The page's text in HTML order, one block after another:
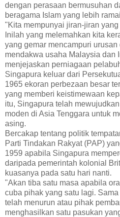
dengan perasaan bermusuhan
beragama Islam yang lebih
"Kita mempunyai jiran-jiran
Inilah yang melemahkan kita
yang gemar mencampuri
mendakwa usaha Malaysia dan
menjejaskan perniagaan
Singapura keluar dari
1965 ekoran perbezaan besar
yang memberi keistimewaan
itu, Singapura telah
moden di Asia Tenggara untuk
asing.
Bercakap tentang politik
Parti Tindakan Rakyat (PAP)
1959 apabila Singapura
daripada pemerintah kolonial
kuasanya pada satu hari nanti.
"Akan tiba satu masa apabila
cuba pihak yang satu lagi.
telah menurun atau pihak
menghasilkan satu pasukan